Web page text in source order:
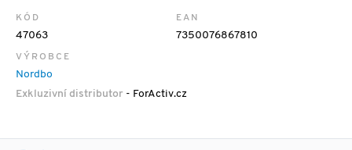
KÓD
47063
EAN
7350076867810
VÝROBCE
Nordbo
Exkluzivní distributor - ForActiv.cz